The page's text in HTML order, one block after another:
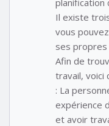
Il existe
vous
ses propres
Afin de
travail, voici
: La
expérience
et avoir